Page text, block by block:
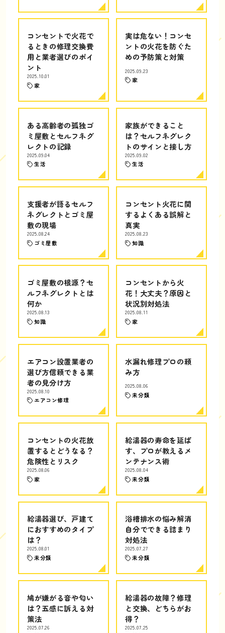
コンセントで火花で
るときの修理交換費
用と業者選びのポイ
ント
2025.10.01
家
実は危ない！コンセ
ントの火花を防ぐた
めの予防策と対策
2025.09.23
家
ある高齢者の孤独ゴ
ミ屋敷とセルフネグ
レクトの記録
2025.09.04
生活
家族ができること
は？セルフネグレク
トのサインと接し方
2025.09.02
生活
支援者が語るセルフ
ネグレクトとゴミ屋
敷の現場
2025.08.24
ゴミ屋敷
コンセント火花に関
するよくある誤解と
真実
2025.08.23
知識
ゴミ屋敷の根源？セ
ルフネグレクトとは
何か
2025.08.13
知識
コンセントから火
花！大丈夫？原因と
状況別対処法
2025.08.11
家
エアコン設置業者の
選び方信頼できる業
者の見分け方
2025.08.10
エアコン修理
水漏れ修理プロの頼
み方
2025.08.06
未分類
コンセントの火花放
置するとどうなる？
危険性とリスク
2025.08.06
家
給湯器の寿命を延ば
す、プロが教えるメ
ンテナンス術
2025.08.04
未分類
給湯器選び、戸建て
におすすめのタイプ
は？
2025.08.01
未分類
浴槽排水の悩み解消
自分でできる詰まり
対処法
2025.07.27
未分類
鳩が嫌がる音や匂い
は？五感に訴える対
策法
2025.07.26
給湯器の故障？修理
と交換、どちらがお
得？
2025.07.25